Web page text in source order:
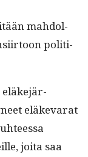
mah­dol­
poli­ti­
eläke­jär­
eläke­varat
joi­ta saa